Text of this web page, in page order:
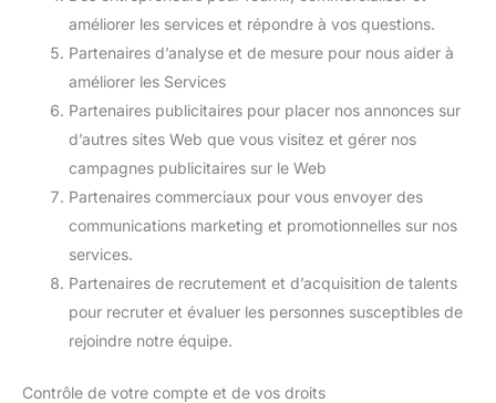
améliorer les services et répondre à vos questions.
Partenaires d’analyse et de mesure pour nous aider à
améliorer les Services
Partenaires publicitaires pour placer nos annonces sur
d’autres sites Web que vous visitez et gérer nos
campagnes publicitaires sur le Web
Partenaires commerciaux pour vous envoyer des
communications marketing et promotionnelles sur nos
services.
Partenaires de recrutement et d’acquisition de talents
pour recruter et évaluer les personnes susceptibles de
rejoindre notre équipe.
Contrôle de votre compte et de vos droits